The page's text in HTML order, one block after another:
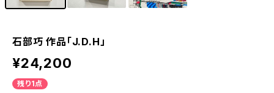
石部巧 作品「J.D.H」
¥24,200
残り1点